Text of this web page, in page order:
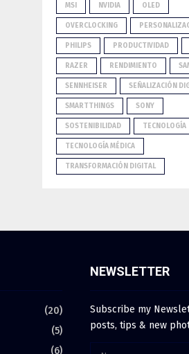
MSI NVIDIA OLED
OVERCLOCKING
PHILIPS PRODUCTIVIDAD
RAZER RENDIMIENTO
SENNHEISER SEÑALIZACIÓN
SMARTTHINGS SONY
SOSTENIBILIDAD TECNOLOGÍA
TECNOLOGÍA MÉDICA
TRANSFORMACIÓN DIGITAL
(20)
(5)
(6)
NEWSLETTER
Subscribe my
posts, tips & new